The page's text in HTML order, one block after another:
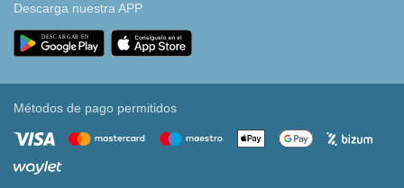
Descarga nuestra APP
Métodos de pago permitidos